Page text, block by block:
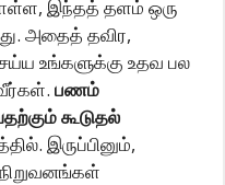
இந்தத் தளம் ஒரு
அதைத் தவிர,
உங்களுக்கு உதவ பல
பணம்
கூடுதல்
இருப்பினும்,
நிறுவனங்கள்